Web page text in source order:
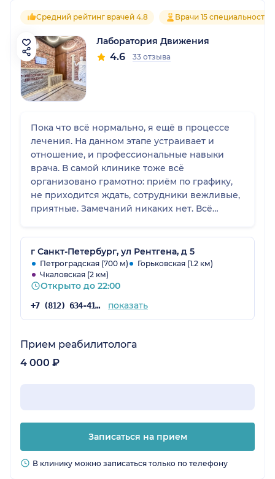
Средний рейтинг врачей 4.8 Врачи 15 специальностей
Лаборатория Движения
4.6 33 отзыва
Пока что всё нормально, я ещё в процессе
лечения. На данном этапе устраивает и
отношение, и профессиональные навыки
врача. В самой клинике тоже всё
организовано грамотно: приём по графику,
не приходится ждать, сотрудники вежливые,
приятные. Замечаний никаких нет. Всё
г Санкт-Петербург, ул Рентгена, д 5
Петроградская (700 м)
Горьковская (1.2 км)
Чкаловская (2 км)
Открыто до 22:00
+7 (812) 634-41-27 показать
Прием реабилитолога
4 000 ₽
Записаться на прием
В клинику можно записаться только по телефону